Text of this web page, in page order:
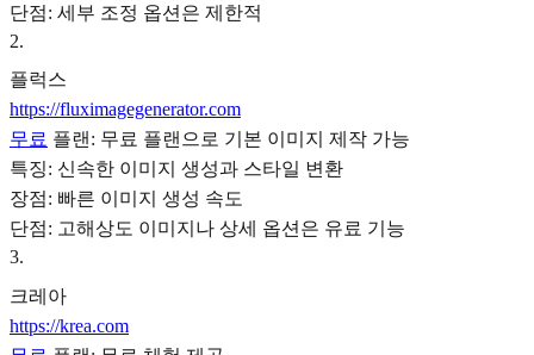
단점: 세부 조정 옵션은 제한적
2.
플럭스
https://fluximagegenerator.com
무료 플랜: 무료 플랜으로 기본 이미지 제작 가능
특징: 신속한 이미지 생성과 스타일 변환
장점: 빠른 이미지 생성 속도
단점: 고해상도 이미지나 상세 옵션은 유료 기능
3.
크레아
https://krea.com